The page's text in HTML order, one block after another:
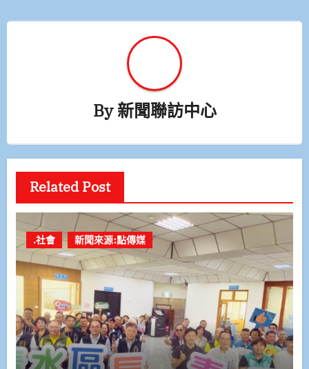
By新聞聯訪中心
Related Post
.社會 新聞來源:點傳媒